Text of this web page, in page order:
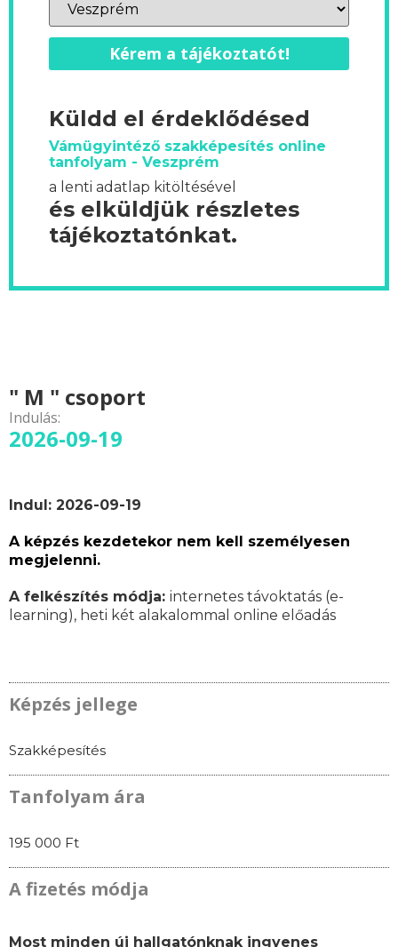
Kérem a tájékoztatót!
Küldd el érdeklődésed
Vámügyintéző szakképesítés online
tanfolyam - Veszprém
a lenti adatlap kitöltésével
és elküldjük részletes
tájékoztatónkat.
" M " csoport
Indulás:
2026-09-19
Indul: 2026-09-19
A képzés kezdetekor nem kell személyesen
megjelenni.
A felkészítés módja: internetes távoktatás (e-
learning), heti két alakalommal online előadás
Képzés jellege
Szakképesítés
Tanfolyam ára
195 000 Ft
A fizetés módja
Most minden új hallgatónknak ingyenes